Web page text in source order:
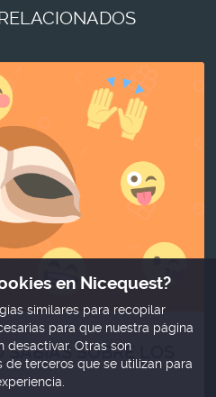
en familia y contando
SOBRE LOS
en Nicequest?
similares para recopilar
para que nuestra página
desactivar. Otras son
de terceros que se utilizan para